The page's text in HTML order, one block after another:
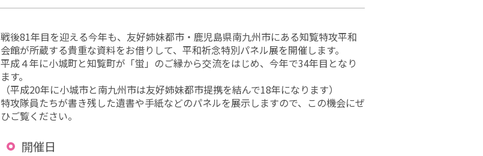
戦後81年目を迎える今年も、友好姉妹都市・鹿児島県南九州市にある知覧特攻平和
会館が所蔵する貴重な資料をお借りして、平和祈念特別パネル展を開催します。
平成４年に小城町と知覧町が「蛍」のご縁から交流をはじめ、今年で34年目となり
ます。
（平成20年に小城市と南九州市は友好姉妹都市提携を結んで18年になります）
特攻隊員たちが書き残した遺書や手紙などのパネルを展示しますので、この機会にぜ
ひご覧ください。
開催日